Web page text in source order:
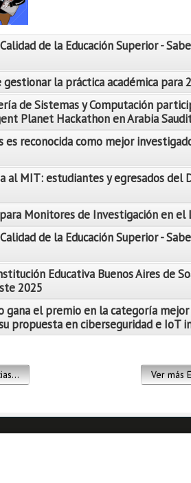
de la Educación Superior -
la práctica académica para
Leer Más
de Sistemas y Computación
Planet Hackathon en Arabia
es reconocida como mejor
al MIT: estudiantes y egresados del
Monitores de Investigación en el
Leer Más
de la Educación Superior -
Educativa Buenos Aires de
2025
gana el premio en la categoría mejor
propuesta en ciberseguridad e IoT
Ver más